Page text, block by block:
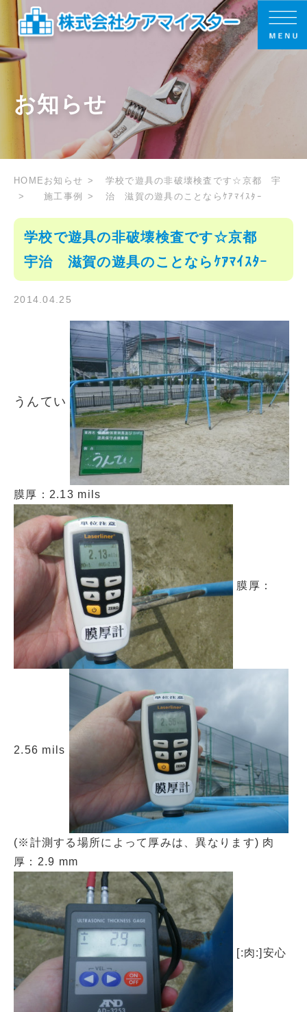
お知らせ
HOME お知らせ
施工事例
学校で遊具の非破壊検査です☆京都 宇
治 滋賀の遊具のことならｹｱﾏｲｽﾀｰ
学校で遊具の非破壊検査です☆京都
宇治 滋賀の遊具のことならｹｱﾏｲｽﾀｰ
2014.04.25
うんてい
膜厚：2.13 mils
膜厚：
2.56 mils
(※計測する場所によって厚みは、異なります) 肉
厚：2.9 mm
[:肉:]安心